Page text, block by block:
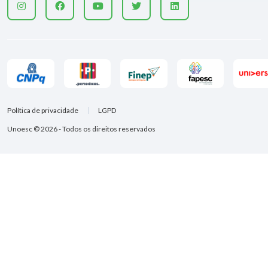
Unoesc © 2026 - Todos os direitos reservados
Política de privacidade LGPD